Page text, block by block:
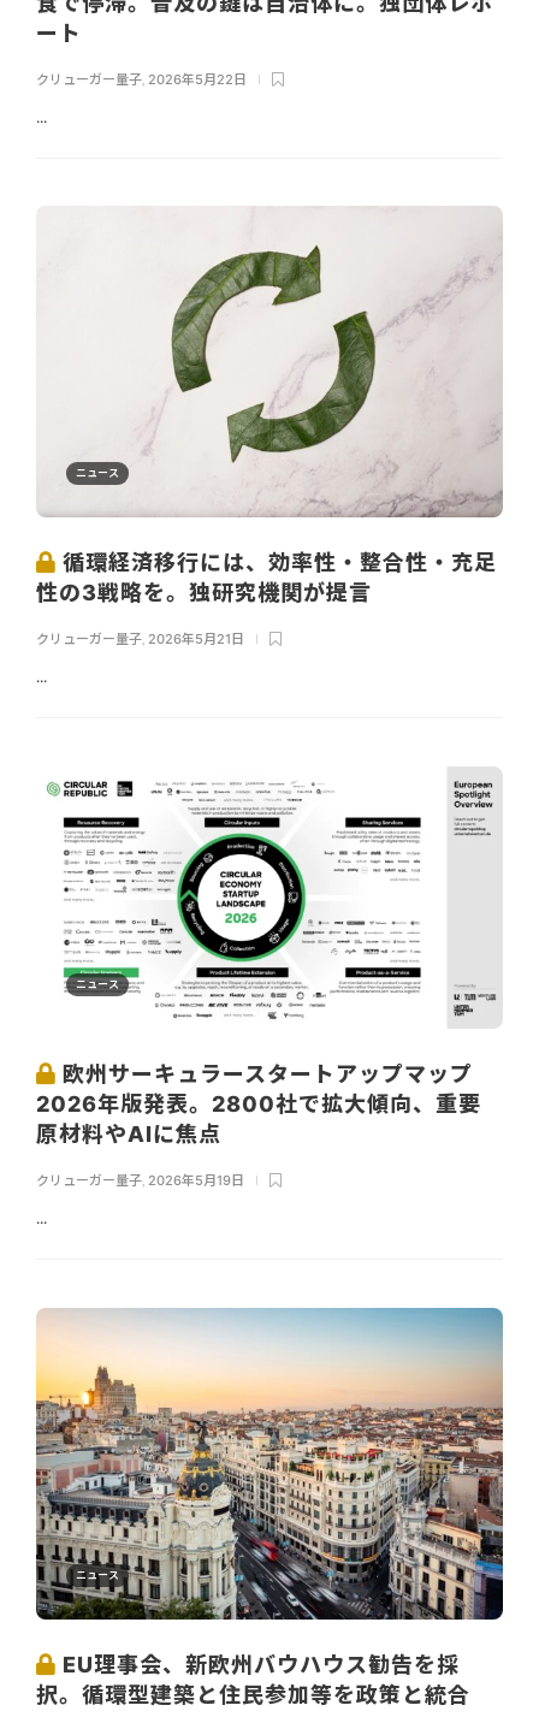
ート
クリューガー量子 2026年5月22日
...
ニュース
循環経済移行には、効率性・整合性・充足
性の3戦略を。独研究機関が提言
クリューガー量子 2026年5月21日
...
ニュース
欧州サーキュラースタートアップマップ
2026年版発表。2800社で拡大傾向、重要
原材料やAIに焦点
クリューガー量子, 2026年5月19日
...
ニュース
EU理事会、新欧州バウハウス勧告を採
択。循環型建築と住民参加等を政策と統合